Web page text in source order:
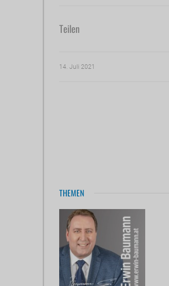
Teilen
14. Juli 2021
THEMEN